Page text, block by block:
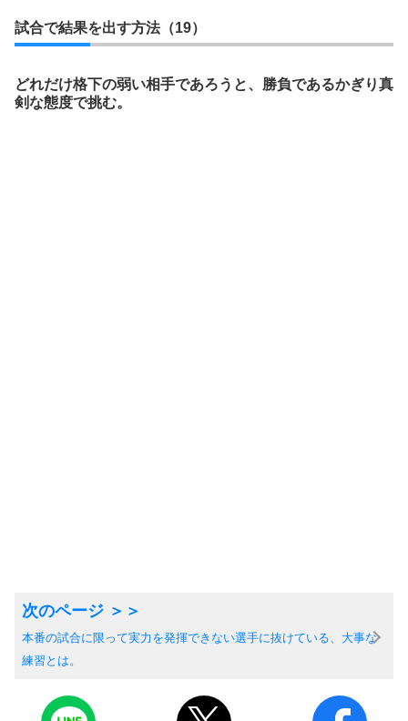
試合で結果を出す方法（19）
どれだけ格下の弱い相手であろうと、勝負であるかぎり真
剣な態度で挑む。
本番の試合に限って実力を発揮できない選手に抜けている、大事な
練習とは。